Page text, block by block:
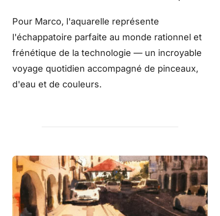
Pour Marco, l'aquarelle représente
l'échappatoire parfaite au monde rationnel et
frénétique de la technologie — un incroyable
voyage quotidien accompagné de pinceaux,
d'eau et de couleurs.